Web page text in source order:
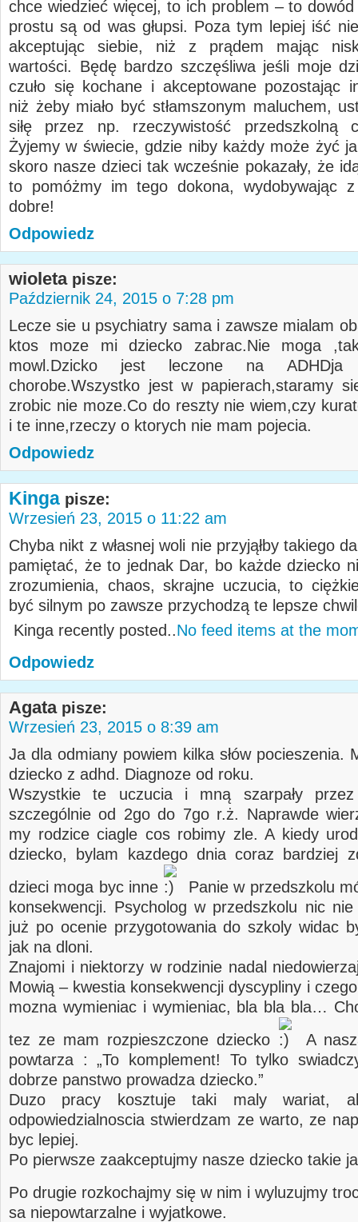
chce wiedzieć więcej, to ich problem – to
prostu są od was głupsi. Poza tym lepiej iść
akceptując siebie, niż z prądem mając
wartości. Będę bardzo szczęśliwa jeśli moje
czuło się kochane i akceptowane pozostając
niż żeby miało być stłamszonym maluchem,
siłę przez np. rzeczywistość przedszkolną
Żyjemy w świecie, gdzie niby każdy może żyć
skoro nasze dzieci tak wcześnie pokazały, że
to pomóżmy im tego dokona, wydobywając
dobre!
Odpowiedz
wioleta pisze:
Październik 24, 2015 o 7:28 pm
Lecze sie u psychiatry sama i zawsze mialam
ktos moze mi dziecko zabrac.Nie moga
mowl.Dzicko jest leczone na
chorobe.Wszystko jest w papierach,staramy
zrobic nie moze.Co do reszty nie wiem,czy
i te inne,rzeczy o ktorych nie mam pojecia.
Odpowiedz
Kinga pisze:
Wrzesień 23, 2015 o 11:22 am
Chyba nikt z własnej woli nie przyjąłby takiego
pamiętać, że to jednak Dar, bo każde dziecko
zrozumienia, chaos, skrajne uczucia, to
być silnym po zawsze przychodzą te lepsze
Kinga recently posted..No feed items at the
Odpowiedz
Agata pisze:
Wrzesień 23, 2015 o 8:39 am
Ja dla odmiany powiem kilka słów pocieszenia.
dziecko z adhd. Diagnoze od roku.
Wszystkie te uczucia i mną szarpały
szczególnie od 2go do 7go r.ż. Naprawde
my rodzice ciagle cos robimy zle. A kiedy
dziecko, bylam kazdego dnia coraz bardziej
dzieci moga byc inne
Panie w przedszkolu
konsekwencji. Psycholog w przedszkolu nic nie
już po ocenie przygotowania do szkoly widac
jak na dloni.
Znajomi i niektorzy w rodzinie nadal
Mowią – kwestia konsekwencji dyscypliny i
mozna wymieniac i wymieniac, bla bla bla…
tez ze mam rozpieszczone dziecko
A
powtarza : „To komplement! To tylko
dobrze panstwo prowadza dziecko.”
Duzo pracy kosztuje taki maly wariat,
odpowiedzialnoscia stwierdzam ze warto, ze
byc lepiej.
Po pierwsze zaakceptujmy nasze dziecko takie
Po drugie rozkochajmy się w nim i wyluzujmy
sa niepowtarzalne i wyjatkowe.